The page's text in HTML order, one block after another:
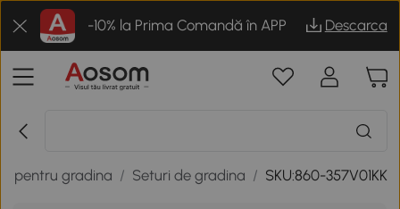
-10% la Prima Comandă în APP Descarca
pentru gradina / Seturi de gradina / SKU:860-357V01KK